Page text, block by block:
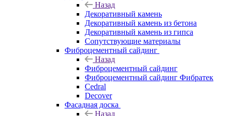
Назад
Декоративный камень
Декоративный камень из бетона
Декоративный камень из гипса
Сопутствующие материалы
Фиброцементный сайдинг
Назад
Фиброцементный сайдинг
Фиброцементный сайдинг Фибратек
Cedral
Decover
Фасадная доска
Назад